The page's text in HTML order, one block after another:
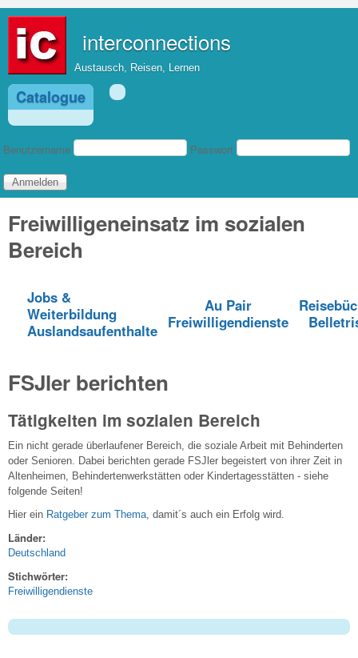
interconnections
Austausch, Reisen, Lernen
Catalogue
Benutzeranmeldung
Benutzername Passwort
Freiwilligeneinsatz im sozialen
Bereich
Jobs &
Weiterbildung
Auslandsaufenthalte
Au Pair
Freiwilligendienste
FSJler berichten
Tätigkeiten im sozialen Bereich
Ein nicht gerade überlaufener Bereich, die soziale Arbeit mit Behinderten
oder Senioren. Dabei berichten gerade FSJler begeistert von ihrer Zeit in
Altenheimen, Behindertenwerkstätten oder Kindertagesstätten - siehe
folgende Seiten!
Hier ein Ratgeber zum Thema , damit´s auch ein Erfolg wird.
Länder:
Deutschland
Stichwörter:
Freiwilligendienste